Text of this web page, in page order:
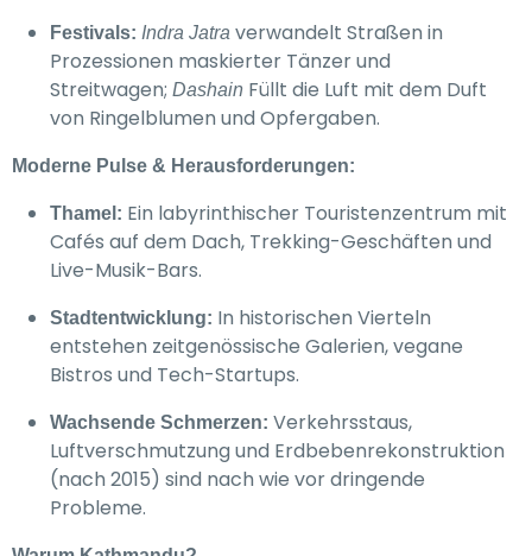
Festivals: Indra Jatra verwandelt Straßen in
Prozessionen maskierter Tänzer und
Streitwagen; Dashain Füllt die Luft mit dem Duft
von Ringelblumen und Opfergaben.
Moderne Pulse & Herausforderungen:
Thamel: Ein labyrinthischer Touristenzentrum mit
Cafés auf dem Dach, Trekking-Geschäften und
Live-Musik-Bars.
Stadtentwicklung: In historischen Vierteln
entstehen zeitgenössische Galerien, vegane
Bistros und Tech-Startups.
Wachsende Schmerzen: Verkehrsstaus,
Luftverschmutzung und Erdbebenrekonstruktion
(nach 2015) sind nach wie vor dringende
Probleme.